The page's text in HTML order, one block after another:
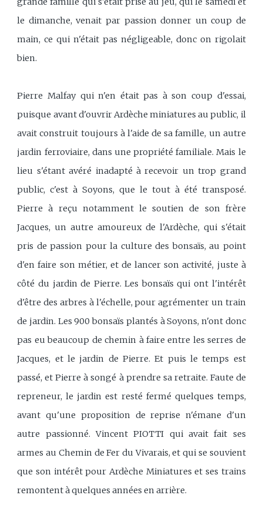
le dimanche, venait par passion donner un coup de
main, ce qui n'était pas négligeable, donc on rigolait
bien.
Pierre Malfay qui n'en était pas à son coup d'essai,
puisque avant d'ouvrir Ardèche miniatures au public, il
avait construit toujours à l'aide de sa famille, un autre
jardin ferroviaire, dans une propriété familiale. Mais le
lieu s'étant avéré inadapté à recevoir un trop grand
public, c'est à Soyons, que le tout à été transposé.
Pierre à reçu notamment le soutien de son frère
Jacques, un autre amoureux de l'Ardèche, qui s'était
pris de passion pour la culture des bonsaïs, au point
d'en faire son métier, et de lancer son activité, juste à
côté du jardin de Pierre. Les bonsaïs qui ont l'intérêt
d'être des arbres à l'échelle, pour agrémenter un train
de jardin. Les 900 bonsaïs plantés à Soyons, n'ont donc
pas eu beaucoup de chemin à faire entre les serres de
Jacques, et le jardin de Pierre. Et puis le temps est
passé, et Pierre à songé à prendre sa retraite. Faute de
repreneur, le jardin est resté fermé quelques temps,
avant qu'une proposition de reprise n'émane d'un
autre passionné. Vincent PIOTTI qui avait fait ses
armes au Chemin de Fer du Vivarais, et qui se souvient
que son intérêt pour Ardèche Miniatures et ses trains
remontent à quelques années en arrière.